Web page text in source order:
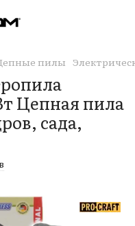
пилы
Цепная пила
сада,